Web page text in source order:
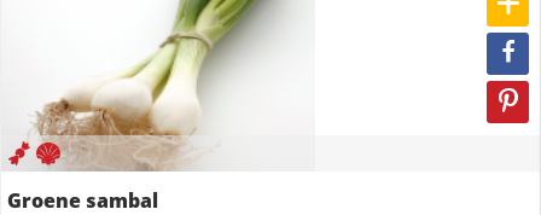
Groene sambal